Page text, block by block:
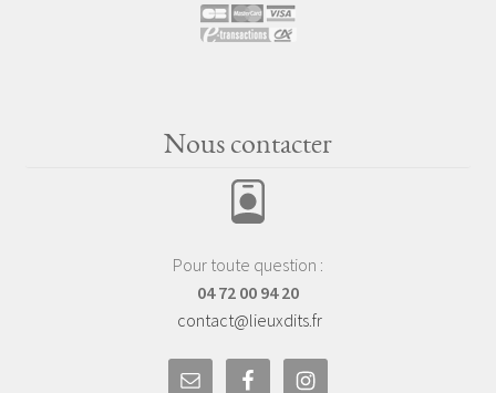
Nous contacter
Pour toute question :
04 72 00 94 20
contact@lieuxdits.fr